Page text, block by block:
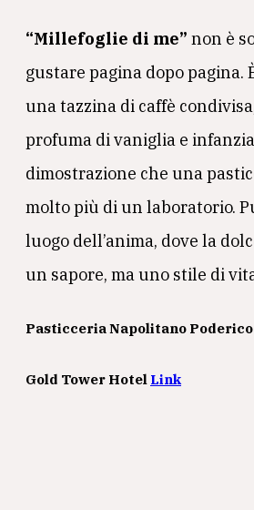
“Millefoglie di me” non è
gustare pagina dopo pagina.
una tazzina di caffè
profuma di vaniglia e
dimostrazione che una
molto più di un laboratorio.
luogo dell’anima, dove la
un sapore, ma uno stile di
Pasticceria Napolitano Poderico
Gold Tower Hotel Link